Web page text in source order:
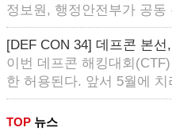
정보원, 행정안전부가 공동
[DEF CON 34] 데프콘 본
이번 데프콘 해킹대회
한 허용된다. 앞서 5월에 치
TOP 뉴스